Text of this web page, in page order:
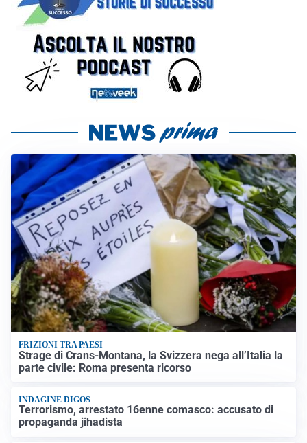
FRIZIONI TRA PAESI
Strage di Crans-Montana, la Svizzera nega all’Italia la
parte civile: Roma presenta ricorso
INDAGINE DIGOS
Terrorismo, arrestato 16enne comasco: accusato di
propaganda jihadista